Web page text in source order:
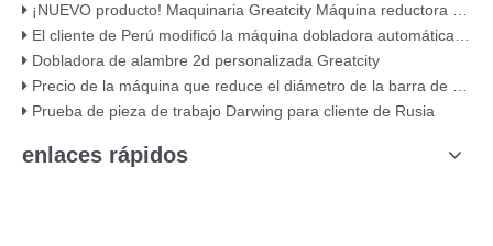
¡NUEVO producto! Maquinaria Greatcity Máquina reductora de diámetro de barra de acero doble
El cliente de Perú modificó la máquina dobladora automática de estribos de barras de refuerzo R6 cnc
Dobladora de alambre 2d personalizada Greatcity
Precio de la máquina que reduce el diámetro de la barra de acero del cabezal doble del nuevo producto de Greatcity
Prueba de pieza de trabajo Darwing para cliente de Rusia
enlaces rápidos